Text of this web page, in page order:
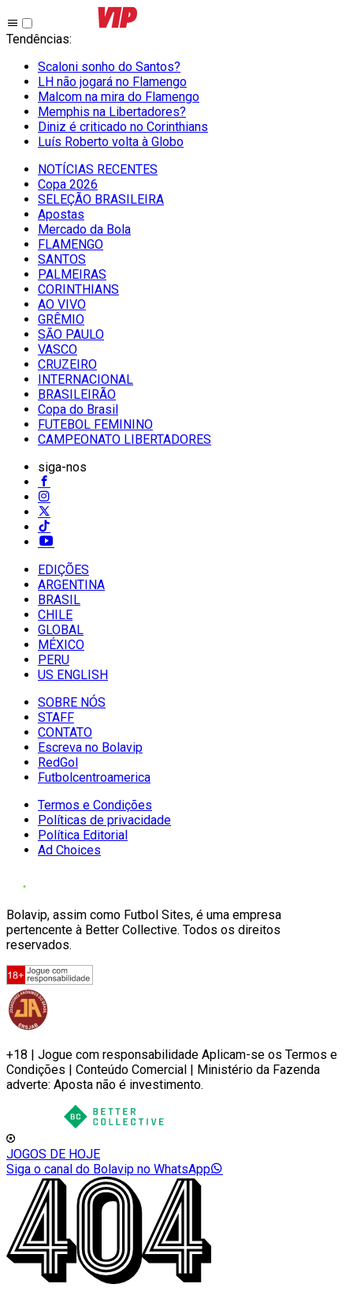
Tendências:
Scaloni sonho do Santos?
LH não jogará no Flamengo
Malcom na mira do Flamengo
Memphis na Libertadores?
Diniz é criticado no Corinthians
Luís Roberto volta à Globo
NOTÍCIAS RECENTES
Copa 2026
SELEÇÃO BRASILEIRA
Apostas
Mercado da Bola
FLAMENGO
SANTOS
PALMEIRAS
CORINTHIANS
AO VIVO
GRÊMIO
SĀO PAULO
VASCO
CRUZEIRO
INTERNACIONAL
BRASILEIRÃO
Copa do Brasil
FUTEBOL FEMININO
CAMPEONATO LIBERTADORES
siga-nos
EDIÇÕES
ARGENTINA
BRASIL
CHILE
GLOBAL
MÉXICO
PERU
US ENGLISH
SOBRE NÓS
STAFF
CONTATO
Escreva no Bolavip
RedGol
Futbolcentroamerica
Termos e Condições
Políticas de privacidade
Política Editorial
Ad Choices
Bolavip, assim como Futbol Sites, é uma empresa
pertencente à Better Collective. Todos os direitos
reservados.
+18 | Jogue com responsabilidade Aplicam-se os Termos e
Condições | Conteúdo Comercial | Ministério da Fazenda
adverte: Aposta não é investimento.
JOGOS DE HOJE
Siga o canal do Bolavip no WhatsApp